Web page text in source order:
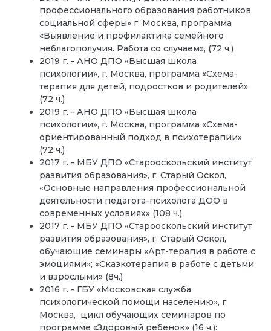
профессионального образования работников
социальной сферы» г. Москва, программа
«Выявление и профилактика семейного
неблагополучия. Работа со случаем», (72 ч.)
2019 г. - АНО ДПО «Высшая школа
психологии», г. Москва, программа «Схема-
терапия для детей, подростков и родителей»
(72 ч.)
2019 г. - АНО ДПО «Высшая школа
психологии», г. Москва, программа «Схема-
ориентированный подход в психотерапии»
(72 ч.)
2017 г. - МБУ ДПО «Старооскольский институт
развития образования», г. Старый Оскол,
«Основные направления профессиональной
деятельности педагога-психолога ДОО в
современных условиях» (108 ч.)
2017 г. - МБУ ДПО «Старооскольский институт
развития образования», г. Старый Оскол,
обучающие семинары «Арт-терапия в работе с
эмоциями»; «Сказкотерапия в работе с детьми
и взрослыми» (8ч.)
2016 г. - ГБУ «Московская служба
психологической помощи населению», г.
Москва, цикл обучающих семинаров по
программе «Здоровый ребенок» (16 ч.):